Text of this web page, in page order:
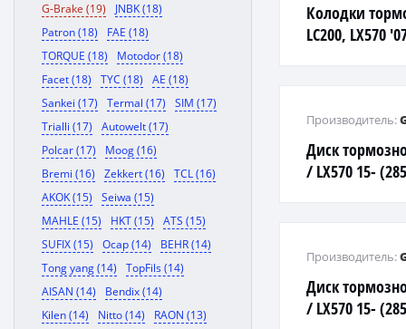
G-Brake (19)
JNBK (18)
Patron (18)
FAE (18)
TORQUE (18)
Motodor (18)
Facet (18)
TYC (18)
AE (18)
Sankei (17)
Termal (17)
SIM (17)
Trialli (17)
Autowelt (17)
Polcar (17)
Moog (16)
Bremi (16)
Zekkert (16)
TCL (16)
AKOK (15)
Seiwa (15)
MAHLE (15)
HKT (15)
ATS (15)
SUFIX (15)
Ocap (14)
BEHR (14)
Tong yang (14)
TopFils (14)
AISAN (14)
Bendix (14)
Kilen (14)
Nitto (14)
RAON (13)
Колодки
LC200, LX570
Диск
/ LX570 15-
Производитель:
Диск
/ LX570 15-
Производитель: